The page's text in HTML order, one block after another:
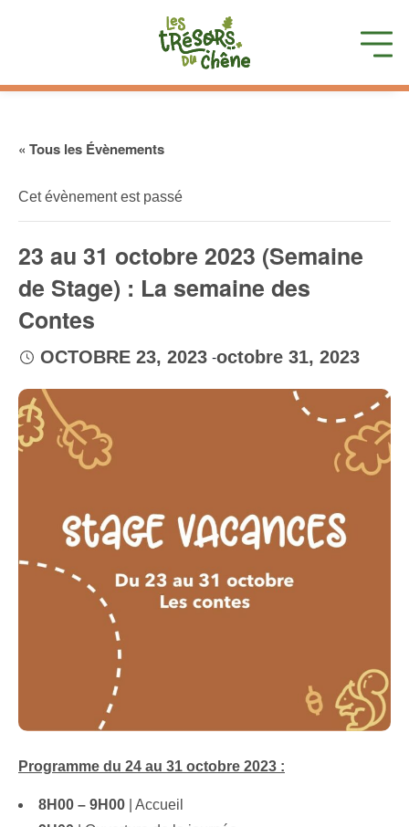
« Tous les Évènements
Cet évènement est passé
23 au 31 octobre 2023 (Semaine
de Stage) : La semaine des
Contes
OCTOBRE 23, 2023 -octobre 31, 2023
Programme du 24 au 31 octobre 2023 :
8H00 – 9H00 | Accueil